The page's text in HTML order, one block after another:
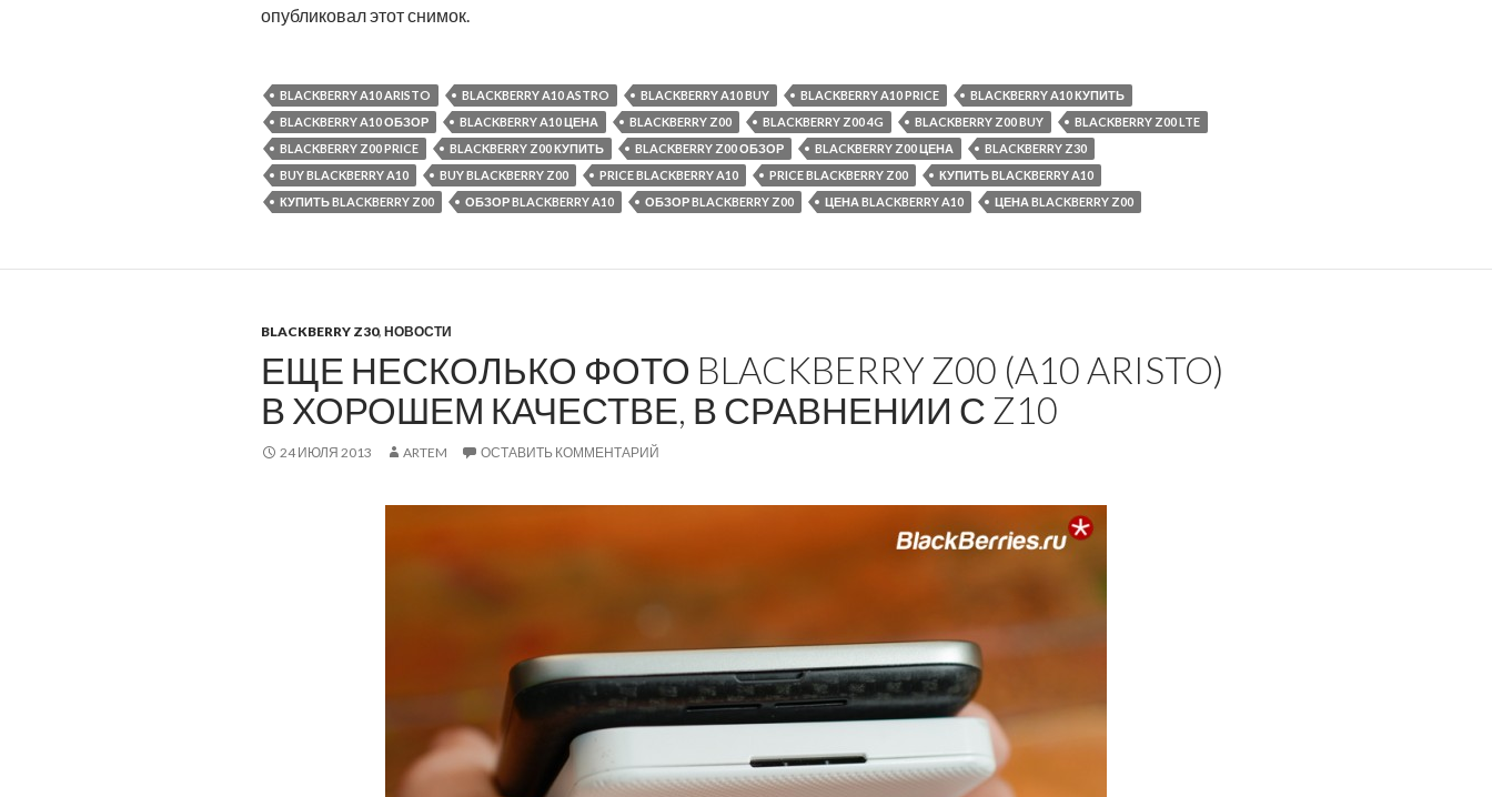
опубликовал этот снимок.
BLACKBERRY A10 ARISTO BLACKBERRY A10 ASTRO BLACKBERRY A10 BUY BLACKBERRY A10 PRICE
BLACKBERRY A10 КУПИТЬ
BLACKBERRY A10 ОБЗОР
BLACKBERRY A10 ЦЕНА BLACKBERRY Z00 BLACKBERRY Z00 4G BLACKBERRY Z00 BUY
BLACKBERRY Z00 LTE
BLACKBERRY Z00 PRICE
BLACKBERRY Z00 КУПИТЬ BLACKBERRY Z00 ОБЗОР BLACKBERRY Z00 ЦЕНА
BLACKBERRY Z30
BUY BLACKBERRY A10
BUY BLACKBERRY Z00 PRICE BLACKBERRY A10 PRICE BLACKBERRY Z00
КУПИТЬ BLACKBERRY A10
КУПИТЬ BLACKBERRY Z00
ОБЗОР BLACKBERRY A10 ОБЗОР BLACKBERRY Z00 ЦЕНА BLACKBERRY A10 ЦЕНА BLACKBERRY Z00
BLACKBERRY Z30, НОВОСТИ
ЕЩЕ НЕСКОЛЬКО ФОТО BLACKBERRY Z00 (A10 ARISTO)
В ХОРОШЕМ КАЧЕСТВЕ, В СРАВНЕНИИ С Z10
24 ИЮЛЯ 2013 ARTEM ОСТАВИТЬ КОММЕНТАРИЙ